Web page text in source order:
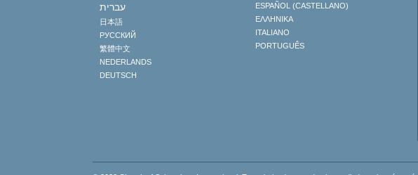
עברית
日本語
РУССКИЙ
繁體中文
NEDERLANDS
DEUTSCH
ESPAÑOL (CASTELLANO)
ΕΛΛΗΝΙΚA
ITALIANO
PORTUGUÊS